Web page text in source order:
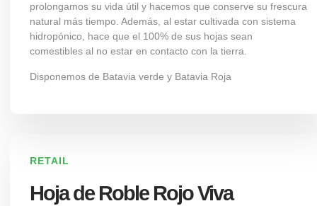
prolongamos su vida útil y hacemos que conserve su frescura
natural más tiempo. Además, al estar cultivada con sistema
hidropónico, hace que el 100% de sus hojas sean
comestibles al no estar en contacto con la tierra.
Disponemos de Batavia verde y Batavia Roja
RETAIL
Hoja de Roble Rojo Viva